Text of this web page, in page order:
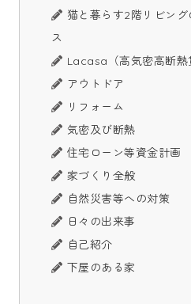
猫と暮らす2階リビン
ス
Lacasa（高気密高断熱
アウトドア
リフォーム
気密及び断熱
住宅ローン等資金計画
家づくり全般
自然災害等への対策
日々の出来事
自己紹介
下屋のある家